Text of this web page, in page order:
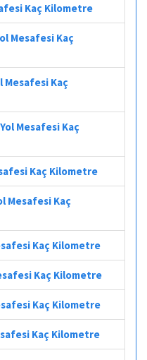
Kaç Kilometre
Mesafesi Kaç
Mesafesi Kaç
Mesafesi Kaç
Kaç Kilometre
Mesafesi Kaç
Kaç Kilometre
Kaç Kilometre
Kaç Kilometre
Kaç Kilometre